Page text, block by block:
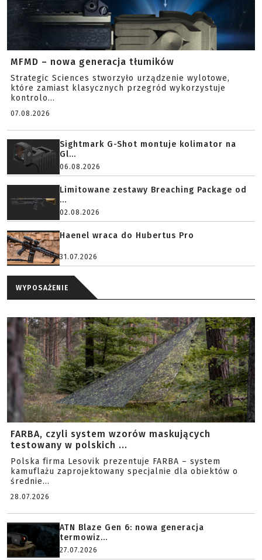
MFMD – nowa generacja tłumików
Strategic Sciences stworzyło urządzenie wylotowe,
które zamiast klasycznych przegród wykorzystuje
kontrolo...
07.08.2026
Sightmark G-Shot montuje kolimator na
Gl...
06.08.2026
Limitowane zestawy Breaching Package od
...
02.08.2026
Haenel wraca do Hubertus Pro
31.07.2026
WYPOSAŻENIE
FARBA, czyli system wzorów maskujących
testowany w polskich ...
Polska firma Lesovik prezentuje FARBA – system
kamuflażu zaprojektowany specjalnie dla obiektów o
średnie...
28.07.2026
ATN Blaze Gen 6: nowa generacja
termowiz...
27.07.2026